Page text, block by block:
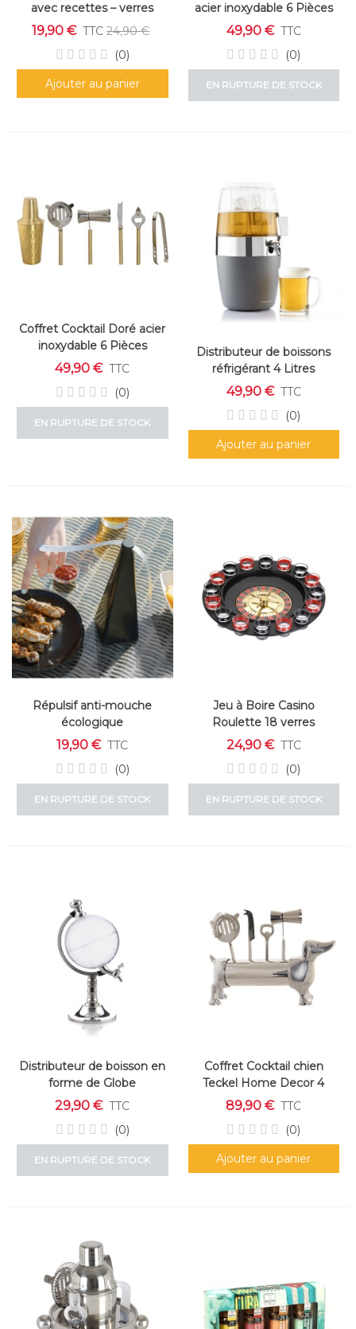
avec recettes – verres
décorés et pilon bois
19,90 € TTC 24,90 €
(0)
Ajouter au panier
acier inoxydable 6 Pièces
49,90 € TTC
(0)
EN RUPTURE DE STOCK
Coffret Cocktail Doré acier
inoxydable 6 Pièces
49,90 € TTC
(0)
EN RUPTURE DE STOCK
Distributeur de boissons
réfrigérant 4 Litres
49,90 € TTC
(0)
Ajouter au panier
Répulsif anti-mouche
écologique
19,90 € TTC
(0)
EN RUPTURE DE STOCK
Jeu à Boire Casino
Roulette 18 verres
24,90 € TTC
(0)
EN RUPTURE DE STOCK
Distributeur de boisson en
forme de Globe
29,90 € TTC
(0)
EN RUPTURE DE STOCK
Coffret Cocktail chien
Teckel Home Decor 4
pièces
89,90 € TTC
(0)
Ajouter au panier